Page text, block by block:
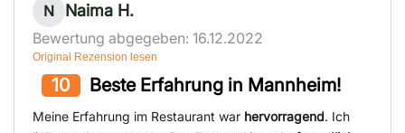
N Naima H.
Bewertung abgegeben: 16.12.2022
Original Rezension lesen
10 Beste Erfahrung in Mannheim!
Meine Erfahrung im Restaurant war hervorragend. Ich